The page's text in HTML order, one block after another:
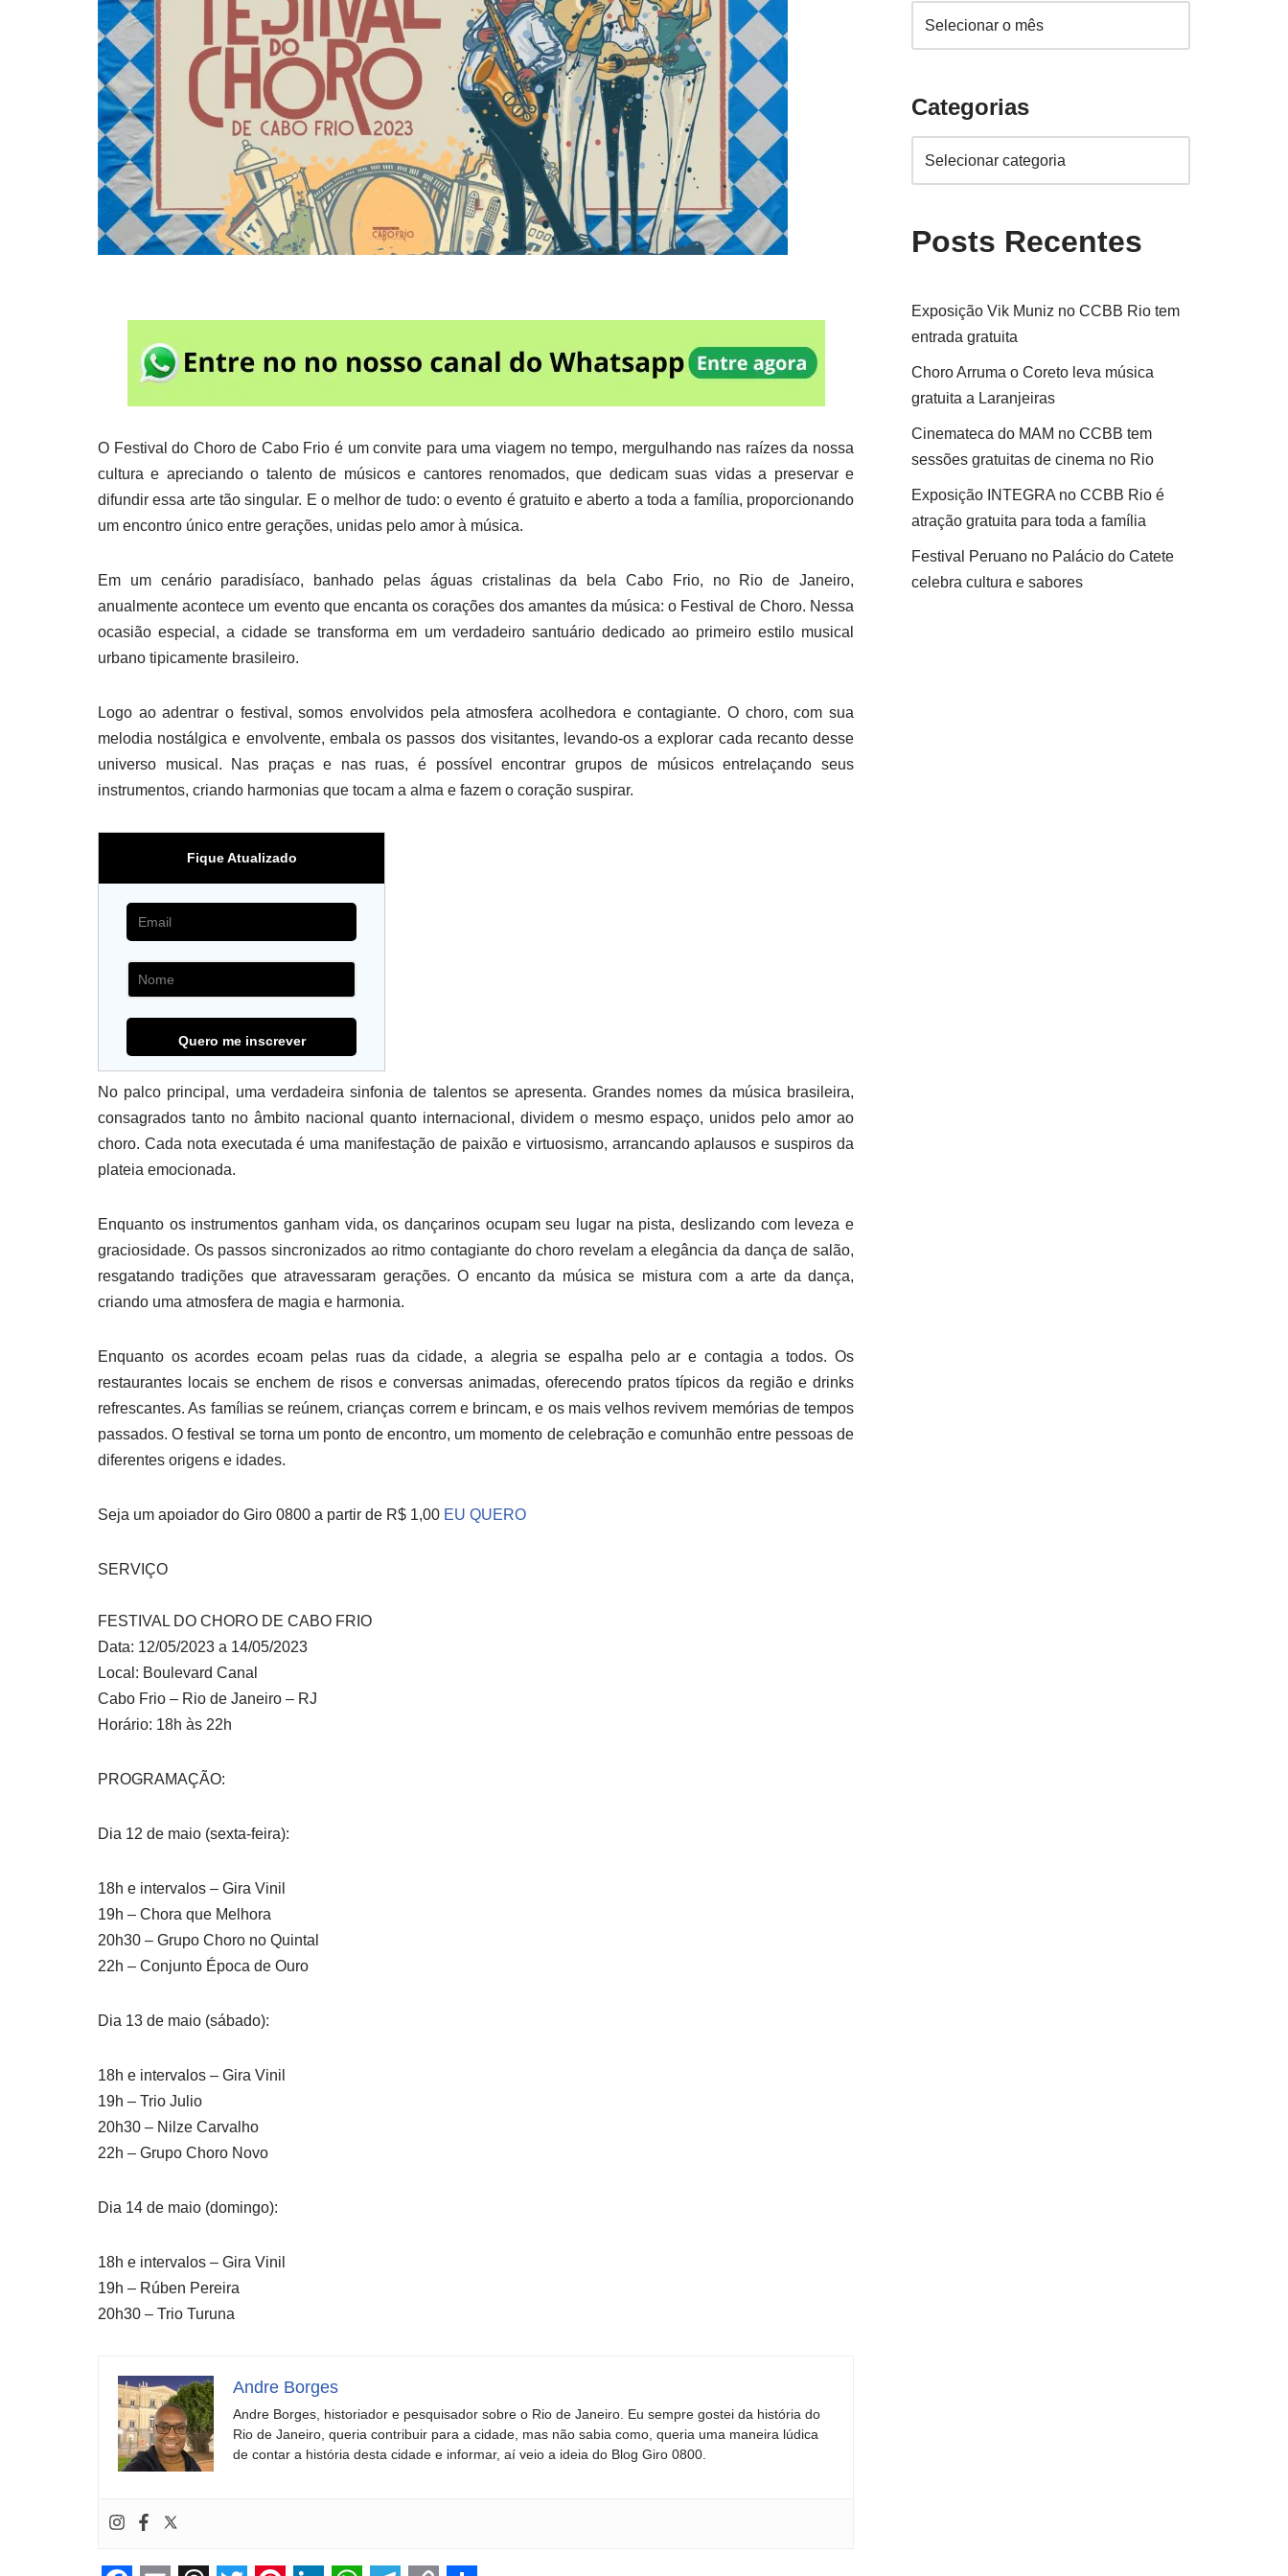
O Festival do Choro de Cabo Frio é um convite para uma viagem no tempo, mergulhando nas raízes da nossa
cultura e apreciando o talento de músicos e cantores renomados, que dedicam suas vidas a preservar e
difundir essa arte tão singular. E o melhor de tudo: o evento é gratuito e aberto a toda a família, proporcionando
um encontro único entre gerações, unidas pelo amor à música.
Em um cenário paradisíaco, banhado pelas águas cristalinas da bela Cabo Frio, no Rio de Janeiro,
anualmente acontece um evento que encanta os corações dos amantes da música: o Festival de Choro. Nessa
ocasião especial, a cidade se transforma em um verdadeiro santuário dedicado ao primeiro estilo musical
urbano tipicamente brasileiro.
Logo ao adentrar o festival, somos envolvidos pela atmosfera acolhedora e contagiante. O choro, com sua
melodia nostálgica e envolvente, embala os passos dos visitantes, levando-os a explorar cada recanto desse
universo musical. Nas praças e nas ruas, é possível encontrar grupos de músicos entrelaçando seus
instrumentos, criando harmonias que tocam a alma e fazem o coração suspirar.
Fique Atualizado
No palco principal, uma verdadeira sinfonia de talentos se apresenta. Grandes nomes da música brasileira,
consagrados tanto no âmbito nacional quanto internacional, dividem o mesmo espaço, unidos pelo amor ao
choro. Cada nota executada é uma manifestação de paixão e virtuosismo, arrancando aplausos e suspiros da
plateia emocionada.
Enquanto os instrumentos ganham vida, os dançarinos ocupam seu lugar na pista, deslizando com leveza e
graciosidade. Os passos sincronizados ao ritmo contagiante do choro revelam a elegância da dança de salão,
resgatando tradições que atravessaram gerações. O encanto da música se mistura com a arte da dança,
criando uma atmosfera de magia e harmonia.
Enquanto os acordes ecoam pelas ruas da cidade, a alegria se espalha pelo ar e contagia a todos. Os
restaurantes locais se enchem de risos e conversas animadas, oferecendo pratos típicos da região e drinks
refrescantes. As famílias se reúnem, crianças correm e brincam, e os mais velhos revivem memórias de tempos
passados. O festival se torna um ponto de encontro, um momento de celebração e comunhão entre pessoas de
diferentes origens e idades.
Seja um apoiador do Giro 0800 a partir de R$ 1,00 EU QUERO
SERVIÇO
FESTIVAL DO CHORO DE CABO FRIO
Data: 12/05/2023 a 14/05/2023
Local: Boulevard Canal
Cabo Frio – Rio de Janeiro – RJ
Horário: 18h às 22h
PROGRAMAÇÃO:
Dia 12 de maio (sexta-feira):
18h e intervalos – Gira Vinil
19h – Chora que Melhora
20h30 – Grupo Choro no Quintal
22h – Conjunto Época de Ouro
Dia 13 de maio (sábado):
18h e intervalos – Gira Vinil
19h – Trio Julio
20h30 – Nilze Carvalho
22h – Grupo Choro Novo
Dia 14 de maio (domingo):
18h e intervalos – Gira Vinil
19h – Rúben Pereira
20h30 – Trio Turuna
Andre Borges
Andre Borges, historiador e pesquisador sobre o Rio de Janeiro. Eu sempre gostei da história do
Rio de Janeiro, queria contribuir para a cidade, mas não sabia como, queria uma maneira lúdica
de contar a história desta cidade e informar, aí veio a ideia do Blog Giro 0800.
Categorias
Posts Recentes
Exposição Vik Muniz no CCBB Rio tem
entrada gratuita
Choro Arruma o Coreto leva música
gratuita a Laranjeiras
Cinemateca do MAM no CCBB tem
sessões gratuitas de cinema no Rio
Exposição INTEGRA no CCBB Rio é
atração gratuita para toda a família
Festival Peruano no Palácio do Catete
celebra cultura e sabores